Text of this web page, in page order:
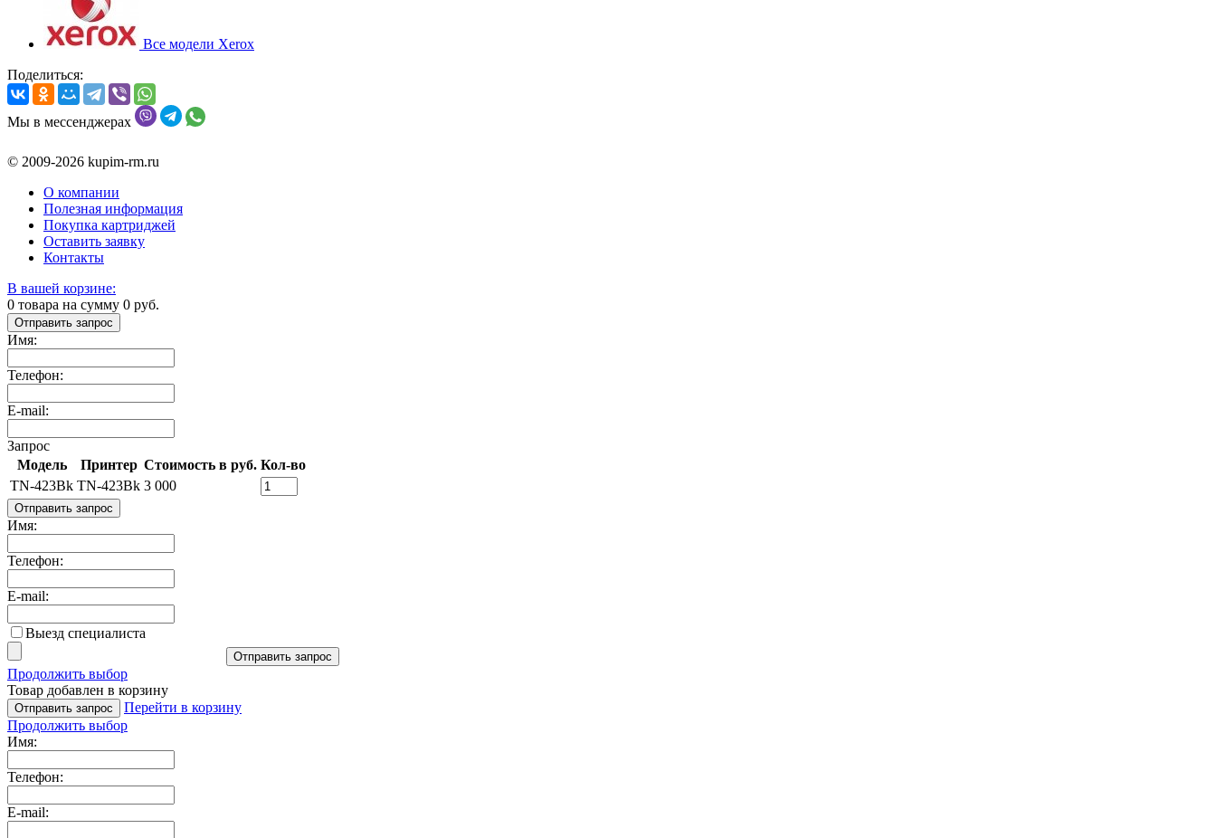
Все модели Xerox
Поделиться:
Мы в мессенджерах
© 2009-2026 kupim-rm.ru
О компании
Полезная информация
Покупка картриджей
Оставить заявку
Контакты
В вашей корзине:
0 товара на сумму 0 руб.
Отправить запрос
Имя:
Телефон:
E-mail:
Запрос
Модель
Принтер Стоимость в руб. Кол-во
TN-423Bk TN-423Bk 3 000
Отправить запрос
Имя:
Телефон:
E-mail:
Выезд специалиста
Отправить запрос
Продолжить выбор
Товар добавлен в корзину
Отправить запрос
Перейти в корзину
Продолжить выбор
Имя:
Телефон:
E-mail: